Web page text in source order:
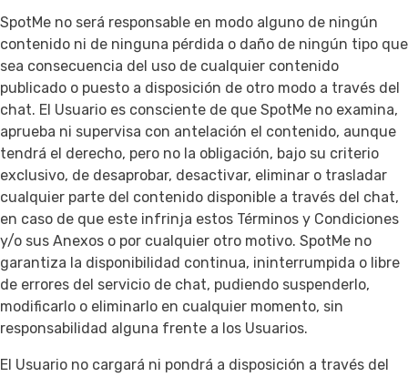
SpotMe no será responsable en modo alguno de ningún
contenido ni de ninguna pérdida o daño de ningún tipo que
sea consecuencia del uso de cualquier contenido
publicado o puesto a disposición de otro modo a través del
chat. El Usuario es consciente de que SpotMe no examina,
aprueba ni supervisa con antelación el contenido, aunque
tendrá el derecho, pero no la obligación, bajo su criterio
exclusivo, de desaprobar, desactivar, eliminar o trasladar
cualquier parte del contenido disponible a través del chat,
en caso de que este infrinja estos Términos y Condiciones
y/o sus Anexos o por cualquier otro motivo. SpotMe no
garantiza la disponibilidad continua, ininterrumpida o libre
de errores del servicio de chat, pudiendo suspenderlo,
modificarlo o eliminarlo en cualquier momento, sin
responsabilidad alguna frente a los Usuarios.
El Usuario no cargará ni pondrá a disposición a través del